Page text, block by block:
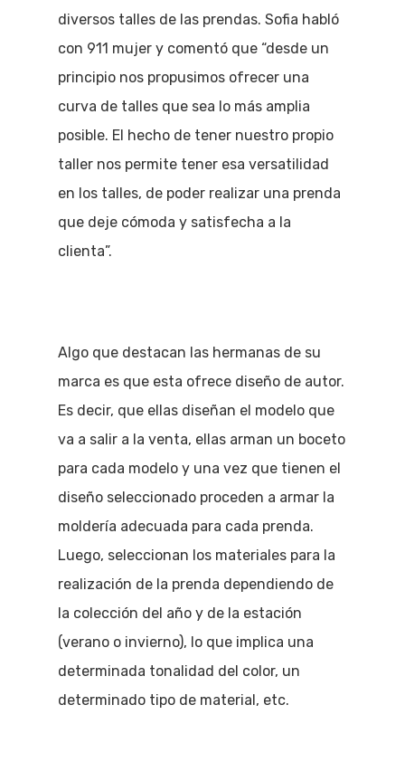
diversos talles de las prendas. Sofia habló
con 911 mujer y comentó que “desde un
principio nos propusimos ofrecer una
curva de talles que sea lo más amplia
posible. El hecho de tener nuestro propio
taller nos permite tener esa versatilidad
en los talles, de poder realizar una prenda
que deje cómoda y satisfecha a la
clienta”.
Algo que destacan las hermanas de su
marca es que esta ofrece diseño de autor.
Es decir, que ellas diseñan el modelo que
va a salir a la venta, ellas arman un boceto
para cada modelo y una vez que tienen el
diseño seleccionado proceden a armar la
moldería adecuada para cada prenda.
Luego, seleccionan los materiales para la
realización de la prenda dependiendo de
la colección del año y de la estación
(verano o invierno), lo que implica una
determinada tonalidad del color, un
determinado tipo de material, etc.